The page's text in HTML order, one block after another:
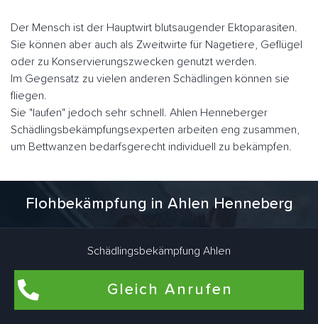
Der Mensch ist der Hauptwirt blutsaugender Ektoparasiten.
Sie können aber auch als Zweitwirte für Nagetiere, Geflügel
oder zu Konservierungszwecken genutzt werden.
Im Gegensatz zu vielen anderen Schädlingen können sie
fliegen.
Sie "laufen" jedoch sehr schnell. Ahlen Henneberger
Schädlingsbekämpfungsexperten arbeiten eng zusammen,
um Bettwanzen bedarfsgerecht individuell zu bekämpfen.
Flohbekämpfung in Ahlen Henneberg
vor, in denen Haustiere wie Hunde und Katzen leben. Auch
bewohnt wurden, können Flöhe brüten. Dafür sind Katze und
Hund des ehemaligen Mieters verantwortlich. Aber es gibt
Schädlingsbekämpfung Ahlen
Gleich Anrufen